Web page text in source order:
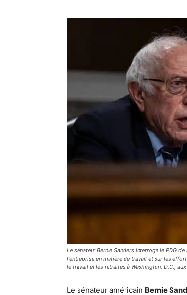
Le sénateur Bernie Sanders interroge le PDG
l'entreprise en matière de travail et sur les
le travail et les retraites à Washington, D.C.,
Le sénateur américain Bernie